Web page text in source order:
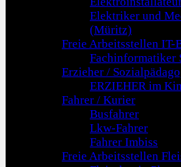
Elektriker und
(Müritz)
Freie Arbeitsstellen IT-
Fachinformatiker
Erzieher /
ERZIEHER im
Fahrer / Kurier
Busfahrer
Lkw-Fahrer
Fahrer Imbiss
Freie Arbeitsstellen